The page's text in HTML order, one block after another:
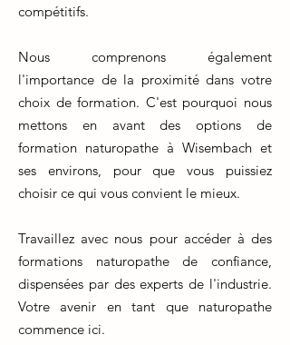
compétitifs.
Nous comprenons également
l'importance de la proximité dans votre
choix de formation. C'est pourquoi nous
mettons en avant des options de
formation naturopathe à Wisembach et
ses environs, pour que vous puissiez
choisir ce qui vous convient le mieux.
Travaillez avec nous pour accéder à des
formations naturopathe de confiance,
dispensées par des experts de l'industrie.
Votre avenir en tant que naturopathe
commence ici.